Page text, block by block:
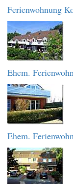
Ferienwohnung
Ehem.
Ehem.